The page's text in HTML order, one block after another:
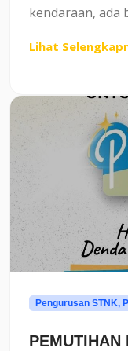
kendaraan, ada
administrasi
Lihat
Pengurusan STNK,
PEMUTIHAN